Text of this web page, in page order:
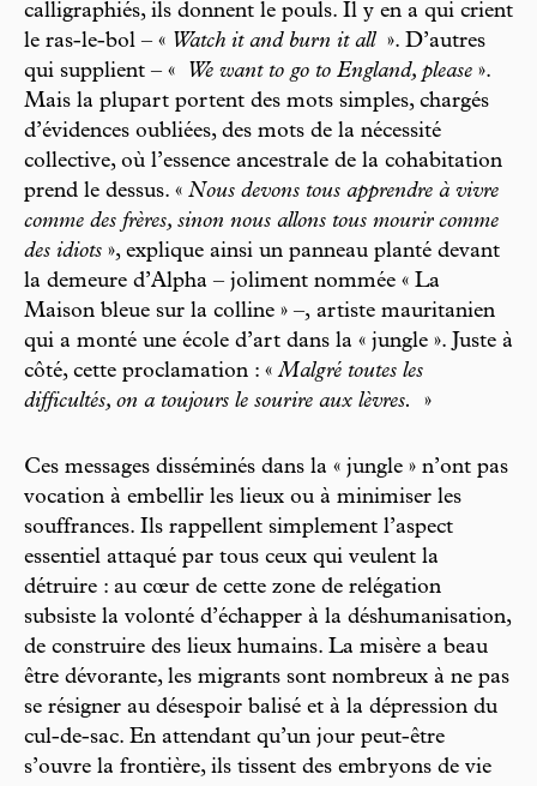
calligraphiés, ils donnent le pouls. Il y en a qui crient
le ras-le-bol – « Watch it and burn it all ». D’autres
qui supplient – «
We want to go to England, please ».
Mais la plupart portent des mots simples, chargés
d’évidences oubliées, des mots de la nécessité
collective, où l’essence ancestrale de la cohabitation
prend le dessus. « Nous devons tous apprendre à vivre
comme des frères, sinon nous allons tous mourir comme
des idiots », explique ainsi un panneau planté devant
la demeure d’Alpha – joliment nommée « La
Maison bleue sur la colline » –, artiste mauritanien
qui a monté une école d’art dans la « jungle ». Juste à
côté, cette proclamation : «Malgré toutes les
difficultés, on a toujours le sourire aux lèvres.
»
Ces messages disséminés dans la « jungle » n’ont pas
vocation à embellir les lieux ou à minimiser les
souffrances. Ils rappellent simplement l’aspect
essentiel attaqué par tous ceux qui veulent la
détruire : au cœur de cette zone de relégation
subsiste la volonté d’échapper à la déshumanisation,
de construire des lieux humains. La misère a beau
être dévorante, les migrants sont nombreux à ne pas
se résigner au désespoir balisé et à la dépression du
cul-de-sac. En attendant qu’un jour peut-être
s’ouvre la frontière, ils tissent des embryons de vie